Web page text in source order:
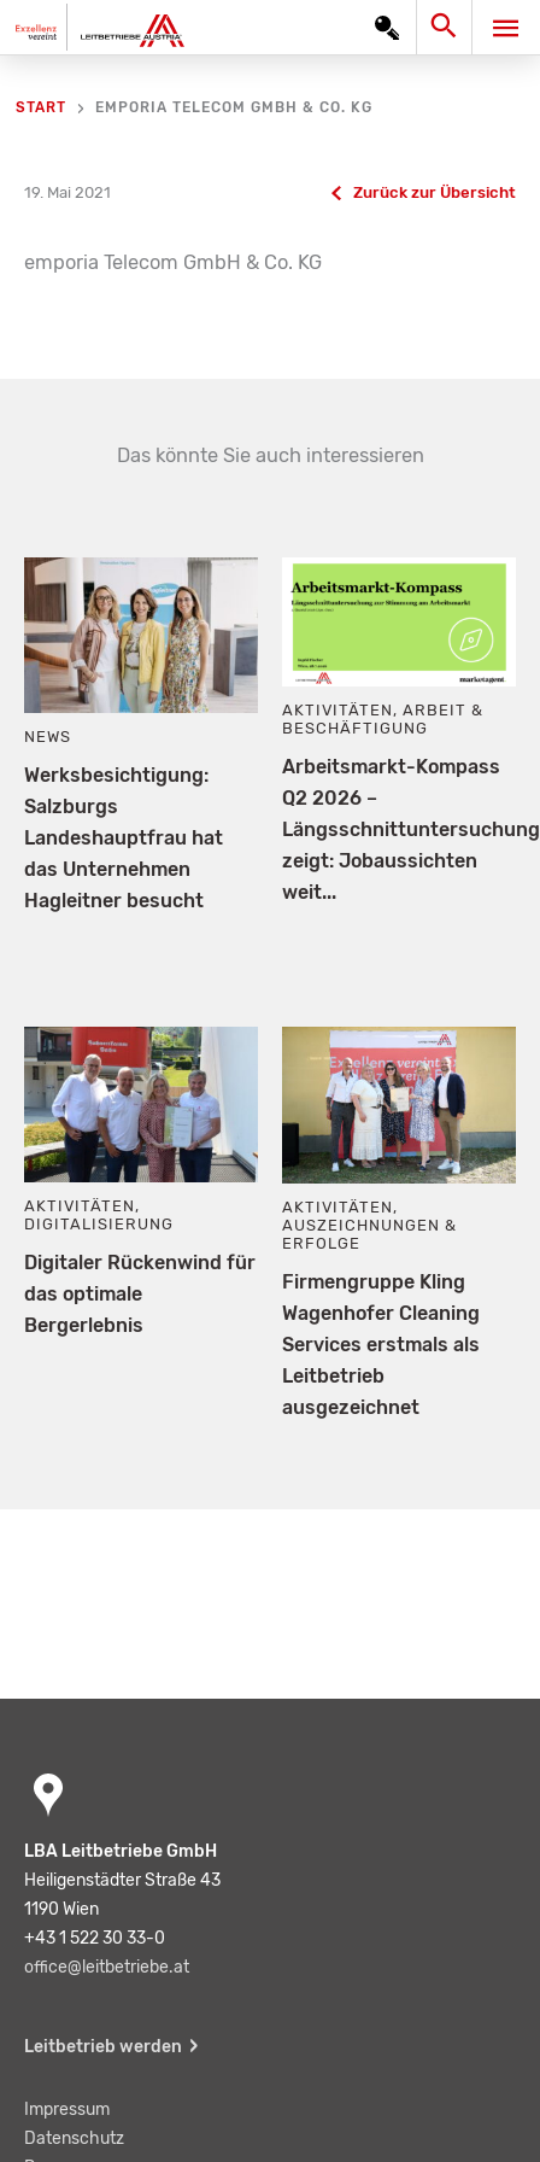
Inhalt
Search
START EMPORIA TELECOM GMBH & CO. KG
19. Mai 2021 Zurück zur Übersicht
emporia Telecom GmbH & Co. KG
Das könnte Sie auch interessieren
NEWS
Werksbesichtigung:
Salzburgs
Landeshauptfrau hat
das Unternehmen
Hagleitner besucht
AKTIVITÄTEN,ARBEIT &
BESCHÄFTIGUNG
Arbeitsmarkt-Kompass
Q2 2026 –
Längsschnittuntersuchung
zeigt: Jobaussichten
weit...
AKTIVITÄTEN,
DIGITALISIERUNG
Digitaler Rückenwind für
das optimale
Bergerlebnis
AKTIVITÄTEN ,
AUSZEICHNUNGEN &
ERFOLGE
Firmengruppe Kling
Wagenhofer Cleaning
Services erstmals als
Leitbetrieb
ausgezeichnet
LBA Leitbetriebe GmbH
Heiligenstädter Straße 43
1190 Wien
+43 1 522 30 33-0
office@leitbetriebe.at
Leitbetrieb werden
Impressum
Datenschutz